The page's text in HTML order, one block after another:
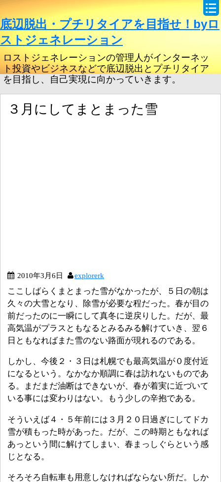
底辺脱出・プチリタイアを目指せ！byロ
ストジェネレーション
ロストジェネレーションの管理人がインターネッ
ト投資やビジネスなどで底辺脱出とプチリタイア
を目指し、自己実現に向かっていきます。
３月にしてまとまった雪
2010年3月6日 explorerk
ここしばらくまとまった雪がなかったが、５日の朝は
久々の大雪となり、除雪が必要な程だった。春が目の
前だったのに一瞬にして真冬に逆戻りした。だが、最
高気温がプラスともなるとみるみる解けていき、翌６
日ともなればまた雪のない路面が現れるのである。
しかし、今後２・３日は札幌でも最高気温が０度付近
になるという。なかなか順調に春は訪れないものであ
る。まだまだ油断はできないが、春が着実に近づいて
いる事には変わりはない。もう少しの辛抱である。
そういえば４・５年前には３月２０日過ぎにしてドカ
雪が積もった時があった。だが、この時期ともなれば
あっという間に解けてしまい、春まっしぐらという感
じとなる。
そろそろ自転車も用意しなければならない所だ。しか